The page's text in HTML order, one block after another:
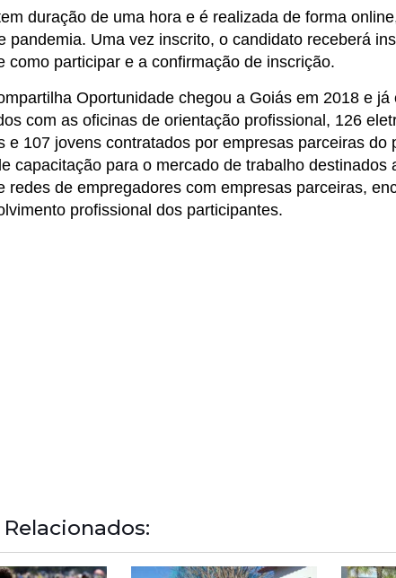
duração de uma hora e é realizada de forma
pandemia. Uma vez inscrito, o candidato receberá
como participar e a confirmação de inscrição.
Oportunidade chegou a Goiás em 2018 e
com as oficinas de orientação profissional, 126
e 107 jovens contratados por empresas parceiras
capacitação para o mercado de trabalho destinados
redes de empregadores com empresas parceiras,
profissional dos participantes.